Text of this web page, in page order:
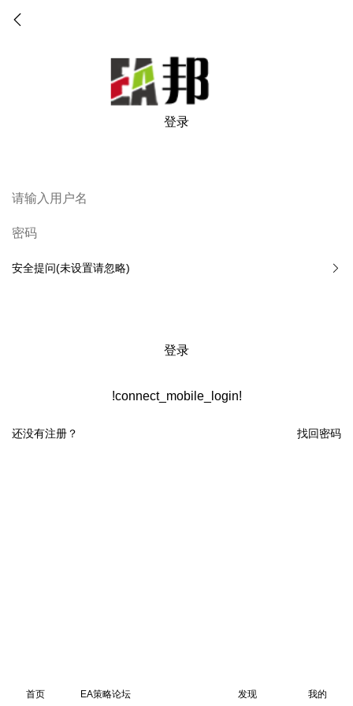
登录
安全提问(未设置请忽略)
登录
!connect_mobile_login!
找回密码
还没有注册？
首页 EA策略论坛 发现 我的